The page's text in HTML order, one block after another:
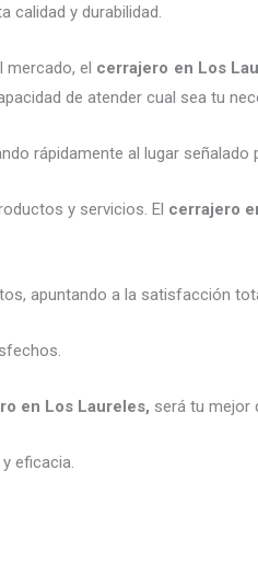
calidad y durabilidad.
mercado, el cerrajero en Los
de atender cual sea tu
rápidamente al lugar señalado
y servicios. El cerrajero
apuntando a la satisfacción
en Los Laureles, será tu mejor
eficacia.